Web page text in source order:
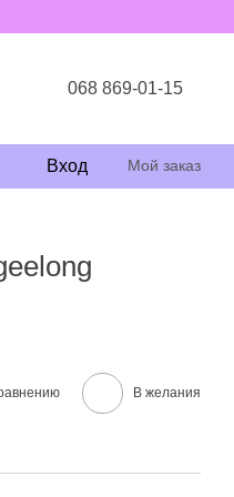
068 869-01-15
Вход Мой заказ
В желания